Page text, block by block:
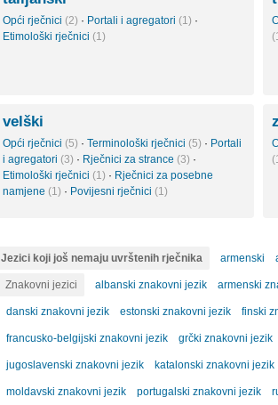
Opći rječnici (2) · Portali i agregatori (1) ·
Etimološki rječnici (1)
velški
Opći rječnici (5) · Terminološki rječnici (5) · Portali
i agregatori (3) · Rječnici za strance (3) ·
Etimološki rječnici (1) · Rječnici za posebne
namjene (1) · Povijesni rječnici (1)
Jezici koji još nemaju uvrštenih rječnika armenski
Znakovni jezici albanski znakovni jezik armenski
danski znakovni jezik estonski znakovni jezik finski
francusko-belgijski znakovni jezik grčki znakovni jezik
jugoslavenski znakovni jezik katalonski znakovni jezik
moldavski znakovni jezik portugalski znakovni jezik